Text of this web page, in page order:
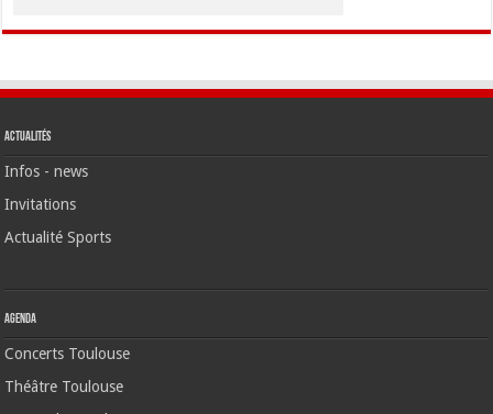
Actualités
Infos - news
Invitations
Actualité Sports
Agenda
Concerts Toulouse
Théâtre Toulouse